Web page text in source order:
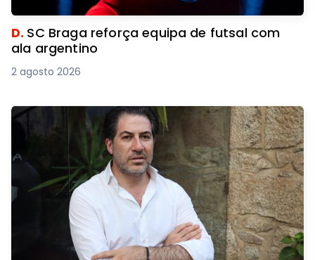
D. SC Braga reforça equipa de futsal com
ala argentino
2 agosto 2026